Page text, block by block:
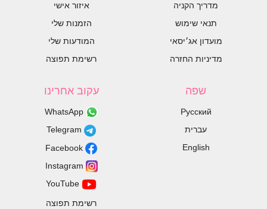
מדריך הקניה
תנאי שימוש
מועדון אג׳יסאי
מדיניות החזרה
איזור אישי
הזמנות שלי
המודעות שלי
רשימת תפוצה
שפה
Русский
עברית
English
עקוב אחרינו
רשימת תפוצה